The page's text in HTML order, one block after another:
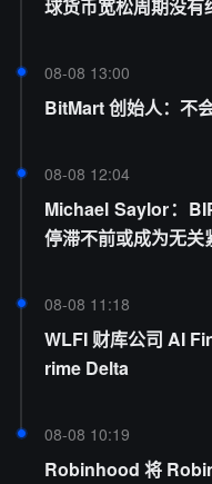
球货币宽松周期没有
08-08 13:00
BitMart 创始人：不
08-08 12:04
Michael Saylor：
停滞不前或成为无关
08-08 11:18
WLFI 财库公司 AI
rime Delta
08-08 10:19
Robinhood 将